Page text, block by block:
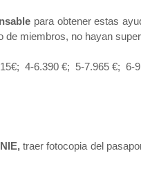
para obtener estas
de miembros, no hayan
4-6.390 €; 5-7.965 €; 6-
NIE,traer fotocopia del